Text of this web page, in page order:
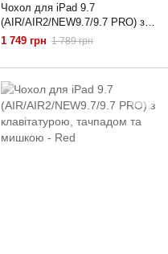
Чохол для iPad 9.7
(AIR/AIR2/NEW9.7/9.7 PRO) з
клавітатурою, тачпадом та
1 749 грн 1 789 грн